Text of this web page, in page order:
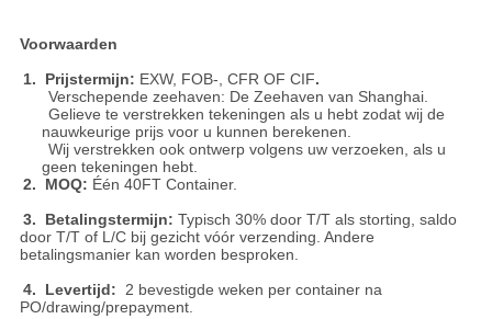
Voorwaarden
1. Prijstermijn: EXW, FOB-, CFR OF CIF.
Verschepende zeehaven: De Zeehaven van Shanghai.
Gelieve te verstrekken tekeningen als u hebt zodat wij de
nauwkeurige prijs voor u kunnen berekenen.
Wij verstrekken ook ontwerp volgens uw verzoeken, als u
geen tekeningen hebt.
2. MOQ: Één 40FT Container.
3. Betalingstermijn: Typisch 30% door T/T als storting, saldo
door T/T of L/C bij gezicht vóór verzending. Andere
betalingsmanier kan worden besproken.
4. Levertijd:
2 bevestigde weken per container na
PO/drawing/prepayment.